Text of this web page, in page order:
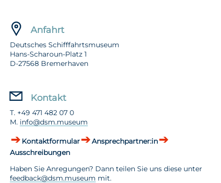
Anfahrt
Deutsches Schifffahrtsmuseum
Hans-Scharoun-Platz 1
D-27568 Bremerhaven
Kontakt
T. +49 471 482 07 0
M. info@dsm.museum
Kontaktformular
Ansprechpartner:in
Ausschreibungen
Haben Sie Anregungen? Dann teilen Sie uns diese unter
feedback@dsm.museum mit.